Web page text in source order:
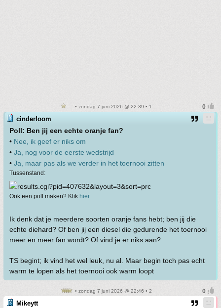
• zondag 7 juni 2026 @ 22:39 • 1
cinderloom
Poll: Ben jij een echte oranje fan?
• Nee, ik geef er niks om
• Ja, nog voor de eerste wedstrijd
• Ja, maar pas als we verder in het toernooi zitten
Tussenstand:
Ook een poll maken? Klik hier
Ik denk dat je meerdere soorten oranje fans hebt; ben jij die
echte diehard? Of ben jij een diesel die gedurende het toernooi
meer en meer fan wordt? Of vind je er niks aan?
TS begint; ik vind het wel leuk, nu al. Maar begin toch pas echt
warm te lopen als het toernooi ook warm loopt
• zondag 7 juni 2026 @ 22:46 • 2
Mikeytt